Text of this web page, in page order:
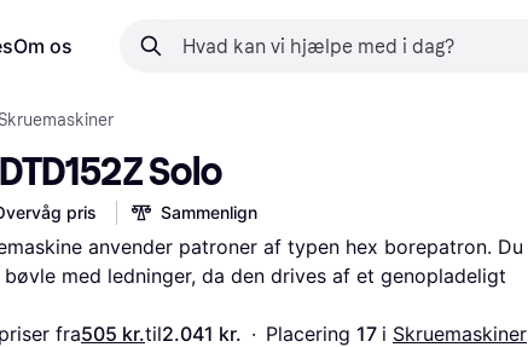
Om os
Skruemaskiner
Solo
pris Sammenlign
anvender patroner af typen hex borepatron. Du
med ledninger, da den drives af et genopladeligt
fra505 kr.til2.041 kr. · Placering 17 i Skruemaskiner